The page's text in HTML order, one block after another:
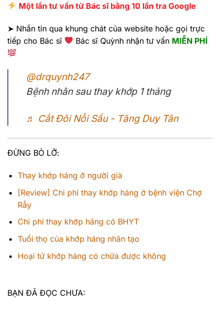
Một lần tư vấn từ Bác sĩ bằng 10 lần tra Google
➤ Nhắn tin qua khung chát của website hoặc gọi trực
tiếp cho Bác sĩ
Bác sĩ Quỳnh nhận tư vấn MIỄN PHÍ
@drquynh247
Bệnh nhân sau thay khớp 1 tháng
♬ Cắt Đôi Nỗi Sầu - Tăng Duy Tân
ĐỪNG BỎ LỠ:
Thay khớp háng ở người già
[Review] Chi phí thay khớp háng ở bệnh viện Chợ
Rẫy
Chi phí thay khớp háng có BHYT
Tuổi thọ của khớp háng nhân tạo
Hoại tử khớp háng có chữa được không
BẠN ĐÃ ĐỌC CHƯA: